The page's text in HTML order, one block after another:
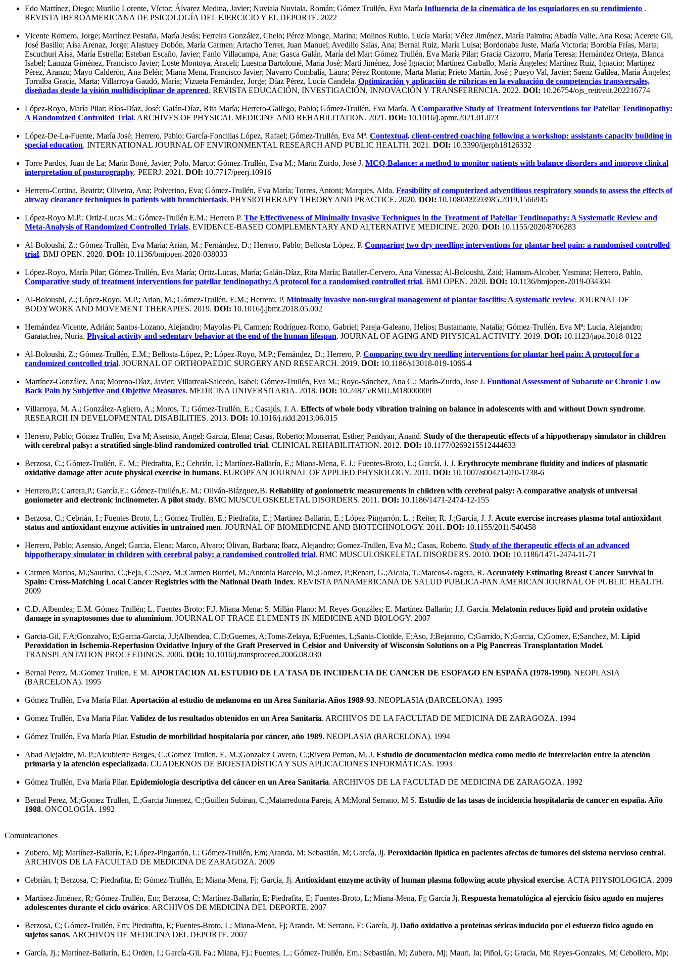
Edo Martínez, Diego; Murillo Lorente, Víctor; Álvarez Medina, Javier; Nuviala Nuviala, Román; Gómez Trullén, Eva María Influencia de la cinemática de los esquiadores en su rendimiento .
REVISTA IBEROAMERICANA DE PSICOLOGÍA DEL EJERCICIO Y EL DEPORTE. 2022
Vicente Romero, Jorge; Martínez Pestaña, María Jesús; Ferreira González, Chelo; Pérez Monge, Marina; Molinos Rubio, Lucía María; Vélez Jiménez, María Palmira; Abadía Valle, Ana Rosa; Acerete Gil,
José Basilio; Aísa Arenaz, Jorge; Alastuey Dobón, María Carmen; Artacho Terrer, Juan Manuel; Avedillo Salas, Ana; Bernal Ruiz, María Luisa; Bordonaba Juste, María Victoria; Borobia Frías, Marta;
Escuchuri Aísa, María Estrella; Esteban Escaño, Javier; Fanlo Villacampa, Ana; Gasca Galán, María del Mar; Gómez Trullén, Eva María Pilar; Gracia Cazorro, María Teresa; Hernández Ortega, Blanca
Isabel; Lanuza Giménez, Francisco Javier; Loste Montoya, Araceli; Luesma Bartolomé, María José; Martí Jiménez, José Ignacio; Martínez Carballo, María Ángeles; Martínez Ruiz, Ignacio; Martínez
Pérez, Aranzu; Mayo Calderón, Ana Belén; Miana Mena, Francisco Javier; Navarro Combalía, Laura; Pérez Rontome, Marta María; Prieto Martín, José ; Pueyo Val, Javier; Saenz Galilea, María Ángeles;
Torralba Gracia, Marta; Villarroya Gaudó, María; Vizueta Fernández, Jorge; Díaz Pérez, Lucía Candela. Optimización y aplicación de rúbricas en la evaluación de competencias transversales,
diseñadas desde la visión multidisciplinar de aprenred. REVISTA EDUCACIÓN, INVESTIGACIÓN, INNOVACIÓN Y TRANSFERENCIA. 2022. DOI: 10.26754/ojs_reiit/eiit.202216774
López-Royo, María Pilar; Ríos-Díaz, José; Galán-Díaz, Rita María; Herrero-Gallego, Pablo; Gómez-Trullén, Eva María. A Comparative Study of Treatment Interventions for Patellar Tendinopathy:
A Randomized Controlled Trial. ARCHIVES OF PHYSICAL MEDICINE AND REHABILITATION. 2021. DOI: 10.1016/j.apmr.2021.01.073
López-De-La-Fuente, María José; Herrero, Pablo; García-Foncillas López, Rafael; Gómez-Trullén, Eva Mª. Contextual, client-centred coaching following a workshop: assistants capacity building in
special education. INTERNATIONAL JOURNAL OF ENVIRONMENTAL RESEARCH AND PUBLIC HEALTH. 2021. DOI: 10.3390/ijerph18126332
Torre Pardos, Juan de La; Marín Boné, Javier; Polo, Marco; Gómez-Trullén, Eva M.; Marín Zurdo, José J. MCQ-Balance: a method to monitor patients with balance disorders and improve clinical
interpretation of posturography. PEERJ. 2021. DOI: 10.7717/peerj.10916
Herrero-Cortina, Beatriz; Oliveira, Ana; Polverino, Eva; Gómez-Trullén, Eva María; Torres, Antoni; Marques, Alda. Feasibility of computerized adventitious respiratory sounds to assess the effects of
airway clearance techniques in patients with bronchiectasis. PHYSIOTHERAPY THEORY AND PRACTICE. 2020. DOI: 10.1080/09593985.2019.1566945
López-Royo M.P.; Ortiz-Lucas M.; Gómez-Trullén E.M.; Herrero P. The Effectiveness of Minimally Invasive Techniques in the Treatment of Patellar Tendinopathy: A Systematic Review and
Meta-Analysis of Randomized Controlled Trials. EVIDENCE-BASED COMPLEMENTARY AND ALTERNATIVE MEDICINE. 2020. DOI: 10.1155/2020/8706283
Al-Boloushi, Z.; Gómez-Trullén, Eva María; Arian, M.; Fernández, D.; Herrero, Pablo; Bellosta-López, P. Comparing two dry needling interventions for plantar heel pain: a randomised controlled
trial. BMJ OPEN. 2020. DOI: 10.1136/bmjopen-2020-038033
López-Royo, María Pilar; Gómez-Trullén, Eva María; Ortiz-Lucas, María; Galán-Díaz, Rita María; Bataller-Cervero, Ana Vanessa; Al-Boloushi, Zaid; Hamam-Alcober, Yasmina; Herrero, Pablo.
Comparative study of treatment interventions for patellar tendinopathy: A protocol for a randomised controlled trial. BMJ OPEN. 2020. DOI: 10.1136/bmjopen-2019-034304
Al-Boloushi, Z.; López-Royo, M.P.; Arian, M.; Gómez-Trullén, E.M.; Herrero, P. Minimally invasive non-surgical management of plantar fasciitis: A systematic review. JOURNAL OF
BODYWORK AND MOVEMENT THERAPIES. 2019. DOI: 10.1016/j.jbmt.2018.05.002
Hernández-Vicente, Adrián; Santos-Lozano, Alejandro; Mayolas-Pi, Carmen; Rodríguez-Romo, Gabriel; Pareja-Galeano, Helios; Bustamante, Natalia; Gómez-Trullén, Eva Mª; Lucia, Alejandro;
Garatachea, Nuria. Physical activity and sedentary behavior at the end of the human lifespan. JOURNAL OF AGING AND PHYSICAL ACTIVITY. 2019. DOI: 10.1123/japa.2018-0122
Al-Boloushi, Z.; Gómez-Trullén, E.M.; Bellosta-López, P.; López-Royo, M.P.; Fernández, D.; Herrero, P. Comparing two dry needling interventions for plantar heel pain: A protocol for a
randomized controlled trial. JOURNAL OF ORTHOPAEDIC SURGERY AND RESEARCH. 2019. DOI: 10.1186/s13018-019-1066-4
Martínez-González, Ana; Moreno-Díaz, Javier; Villarreal-Salcedo, Isabel; Gómez-Trullén, Eva M.; Royo-Sánchez, Ana C.; Marín-Zurdo, Jose J. Funtional Assessment of Subacute or Chronic Low
Back Pain by Subjetive and Objetive Measures. MEDICINA UNIVERSITARIA. 2018. DOI: 10.24875/RMU.M18000009
Villarroya, M. A.; González-Agüero, A.; Moros, T.; Gómez-Trullén, E.; Casajús, J. A. Effects of whole body vibration training on balance in adolescents with and without Down syndrome.
RESEARCH IN DEVELOPMENTAL DISABILITIES. 2013. DOI: 10.1016/j.ridd.2013.06.015
Herrero, Pablo; Gómez Trullén, Eva M; Asensio, Angel; García, Elena; Casas, Roberto; Monserrat, Esther; Pandyan, Anand. Study of the therapeutic effects of a hippotherapy simulator in children
with cerebral palsy: a stratified single-blind randomized controlled trial. CLINICAL REHABILITATION. 2012. DOI: 10.1177/0269215512444633
Berzosa, C.; Gómez-Trullén, E. M.; Piedrafita, E.; Cebrián, I.; Martínez-Ballarín, E.; Miana-Mena, F. J.; Fuentes-Broto, L.; García, J. J. Erythrocyte membrane fluidity and indices of plasmatic
oxidative damage after acute physical exercise in humans. EUROPEAN JOURNAL OF APPLIED PHYSIOLOGY. 2011. DOI: 10.1007/s00421-010-1738-6
Herrero,P.; Carrera,P.; García,E.; Gómez-Trullén,E. M.; Oliván-Blázquez,B. Reliability of goniometric measurements in children with cerebral palsy: A comparative analysis of universal
goniometer and electronic inclinometer. A pilot study. BMC MUSCULOSKELETAL DISORDERS. 2011. DOI: 10.1186/1471-2474-12-155
Berzosa, C.; Cebrián, I.; Fuentes-Broto, L.; Gómez-Trullén, E.; Piedrafita, E.; Martínez-Ballarín, E.; López-Pingarrón, L. ; Reiter, R. J.;García, J. J. Acute exercise increases plasma total antioxidant
status and antioxidant enzyme activities in untrained men. JOURNAL OF BIOMEDICINE AND BIOTECHNOLOGY. 2011. DOI: 10.1155/2011/540458
Herrero, Pablo; Asensio, Angel; Garcia, Elena; Marco, Alvaro; Olivan, Barbara; Ibarz, Alejandro; Gomez-Trullen, Eva M.; Casas, Roberto. Study of the therapeutic effects of an advanced
hippotherapy simulator in children with cerebral palsy: a randomised controlled trial. BMC MUSCULOSKELETAL DISORDERS. 2010. DOI: 10.1186/1471-2474-11-71
Carmen Martos, M.;Saurina, C.;Feja, C.;Saez, M.;Carmen Burriel, M.;Antonia Barcelo, M.;Gomez, P.;Renart, G.;Alcala, T.;Marcos-Gragera, R. Accurately Estimating Breast Cancer Survival in
Spain: Cross-Matching Local Cancer Registries with the National Death Index. REVISTA PANAMERICANA DE SALUD PUBLICA-PAN AMERICAN JOURNAL OF PUBLIC HEALTH.
2009
C.D. Albendea; E.M. Gómez-Trullén; L. Fuentes-Broto; F.J. Miana-Mena; S. Millán-Plano; M. Reyes-Gonzáles; E. Martínez-Ballarín; J.J. García. Melatonin reduces lipid and protein oxidative
damage in synaptosomes due to aluminium. JOURNAL OF TRACE ELEMENTS IN MEDICINE AND BIOLOGY. 2007
Garcia-Gil, F.A;Gonzalvo, E;Garcia-Garcia, J.J;Albendea, C.D;Guemes, A;Tome-Zelaya, E;Fuentes, L;Santa-Clotilde, E;Aso, J;Bejarano, C;Garrido, N;Garcia, C;Gomez, E;Sanchez, M. Lipid
Peroxidation in Ischemia-Reperfusion Oxidative Injury of the Graft Preserved in Celsior and University of Wisconsin Solutions on a Pig Pancreas Transplantation Model.
TRANSPLANTATION PROCEEDINGS. 2006. DOI: 10.1016/j.transproceed.2006.08.030
Bernal Perez, M.;Gomez Trullen, E M. APORTACION AL ESTUDIO DE LA TASA DE INCIDENCIA DE CANCER DE ESOFAGO EN ESPAÑA (1978-1990). NEOPLASIA
(BARCELONA). 1995
Gómez Trullén, Eva María Pilar. Aportación al estudio de melanoma en un Area Sanitaria. Años 1989-93. NEOPLASIA (BARCELONA). 1995
Gómez Trullén, Eva María Pilar. Validez de los resultados obtenidos en un Area Sanitaria. ARCHIVOS DE LA FACULTAD DE MEDICINA DE ZARAGOZA. 1994
Gómez Trullén, Eva María Pilar. Estudio de morbilidad hospitalaria por cáncer, año 1989. NEOPLASIA (BARCELONA). 1994
Abad Alejaldre, M. P.;Alcubierre Berges, C.;Gomez Trullen, E. M.;Gonzalez Cavero, C.;Rivera Peman, M. J. Estudio de documentación médica como medio de interrelación entre la atención
primaria y la atención especializada. CUADERNOS DE BIOESTADÍSTICA Y SUS APLICACIONES INFORMÁTICAS. 1993
Gómez Trullén, Eva María Pilar. Epidemiología descriptiva del cáncer en un Area Sanitaria. ARCHIVOS DE LA FACULTAD DE MEDICINA DE ZARAGOZA. 1992
Bernal Perez, M.;Gomez Trullen, E.;Garcia Jimenez, C.;Guillen Subiran, C.;Matarredona Pareja, A M;Moral Serrano, M S. Estudio de las tasas de incidencia hospitalaria de cancer en españa. Año
1988. ONCOLOGÍA. 1992
Comunicaciones
Zubero, Mj; Martínez-Ballarín, E; López-Pingarrón, L; Gómez-Trullén, Em; Aranda, M; Sebastián, M; García, Jj. Peroxidación lipídica en pacientes afectos de tumores del sistema nervioso central.
ARCHIVOS DE LA FACULTAD DE MEDICINA DE ZARAGOZA. 2009
Cebrián, I; Berzosa, C; Piedrafita, E; Gómez-Trullén, E; Miana-Mena, Fj; García, Jj. Antioxidant enzyme activity of human plasma following acute physical exercise. ACTA PHYSIOLOGICA. 2009
Martínez-Jiménez, R; Gómez-Trullén, Em; Berzosa, C; Martínez-Ballarín, E; Piedrafita, E; Fuentes-Broto, L; Miana-Mena, Fj; García Jj. Respuesta hematológica al ejercicio físico agudo en mujeres
adolescentes durante el ciclo ovárico. ARCHIVOS DE MEDICINA DEL DEPORTE. 2007
Berzosa, C; Gómez-Trullén, Em; Piedrafita, E; Fuentes-Broto, L; Miana-Mena, Fj; Aranda, M; Serrano, E; García, Jj. Daño oxidativo a proteínas séricas inducido por el esfuerzo físico agudo en
sujetos sanos. ARCHIVOS DE MEDICINA DEL DEPORTE. 2007
García, Jj.; Martínez-Ballarín, E.; Orden, I.; García-Gil, Fa.; Miana, Fj.; Fuentes, L.; Gómez-Trullén, Em.; Sebastián, M; Zubero, Mj; Mauri, Ja; Piñol, G; Gracia, Mt; Reyes-Gonzales, M; Cebollero, Mp;